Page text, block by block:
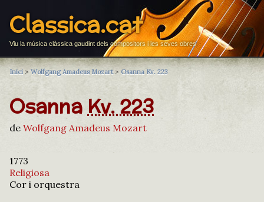
Classica.cat
Viu la música clàssica gaudint dels compositors i les seves obres
Inici > Wolfgang Amadeus Mozart> Osanna Kv. 223
Osanna Kv. 223
de Wolfgang Amadeus Mozart
1773
Religiosa
Cor i orquestra